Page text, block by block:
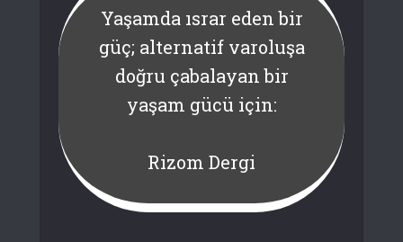
Yaşamda ısrar eden bir
güç; alternatif varoluşa
doğru çabalayan bir
yaşam gücü için:
Rizom Dergi